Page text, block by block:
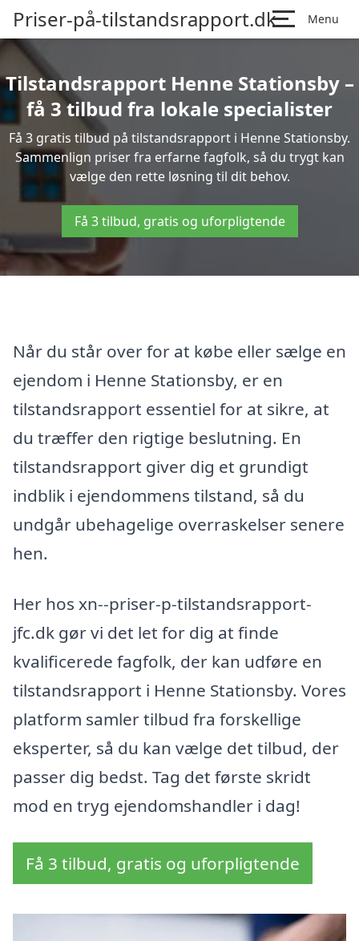
Priser-på-tilstandsrapport.dk Menu
Tilstandsrapport Henne Stationsby –
få 3 tilbud fra lokale specialister
Få 3 gratis tilbud på tilstandsrapport i Henne Stationsby.
Sammenlign priser fra erfarne fagfolk, så du trygt kan
vælge den rette løsning til dit behov.
Få 3 tilbud, gratis og uforpligtende
Når du står over for at købe eller sælge en
ejendom i Henne Stationsby, er en
tilstandsrapport essentiel for at sikre, at
du træffer den rigtige beslutning. En
tilstandsrapport giver dig et grundigt
indblik i ejendommens tilstand, så du
undgår ubehagelige overraskelser senere
hen.
Her hos xn--priser-p-tilstandsrapport-
jfc.dk gør vi det let for dig at finde
kvalificerede fagfolk, der kan udføre en
tilstandsrapport i Henne Stationsby. Vores
platform samler tilbud fra forskellige
eksperter, så du kan vælge det tilbud, der
passer dig bedst. Tag det første skridt
mod en tryg ejendomshandler i dag!
Få 3 tilbud, gratis og uforpligtende